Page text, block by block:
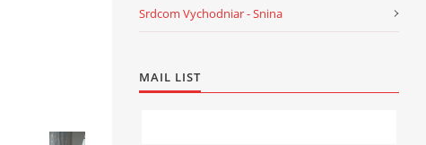
Srdcom Vychodniar - Snina
MAIL LIST